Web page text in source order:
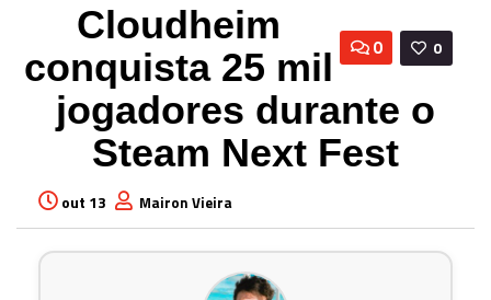
0
0
Cloudheim
conquista 25 mil
jogadores durante o
Steam Next Fest
out 13 Mairon Vieira